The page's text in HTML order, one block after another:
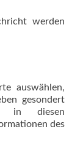
werden
auswählen,
gesondert
in diesen
des